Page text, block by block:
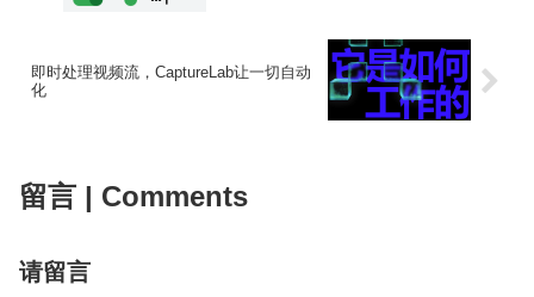
即时处理视频流，CaptureLab让一切自动
化
留言 | Comments
请留言